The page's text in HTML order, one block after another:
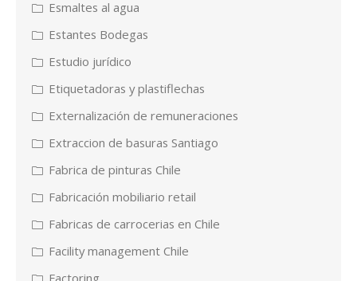
Esmaltes al agua
Estantes Bodegas
Estudio jurídico
Etiquetadoras y plastiflechas
Externalización de remuneraciones
Extraccion de basuras Santiago
Fabrica de pinturas Chile
Fabricación mobiliario retail
Fabricas de carrocerias en Chile
Facility management Chile